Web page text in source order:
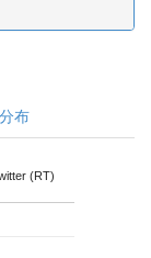
分布
(RT)